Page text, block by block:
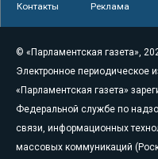
Контакты Реклама
© «Парламентская газета»,
Электронное периодическое
«Парламентская газета»
Федеральной службе по
связи, информационных
массовых коммуникаций